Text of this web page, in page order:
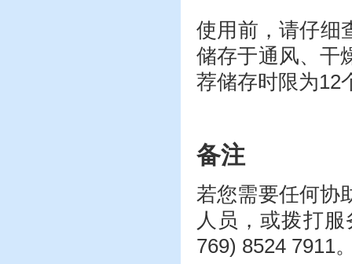
使用前，请仔细
储存于通风、干
荐储存时限为12
备注
若您需要任何协
人员，或拨打
769) 8524 7911